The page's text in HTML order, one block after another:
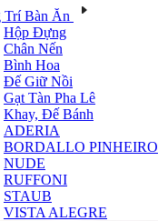
Trí Bàn Ăn
Hộp Đựng
Chân Nến
Bình Hoa
Đế Giữ Nồi
Gạt Tàn Pha Lê
Khay, Đế Bánh
ADERIA
BORDALLO PINHEIRO
NUDE
RUFFONI
STAUB
VISTA ALEGRE